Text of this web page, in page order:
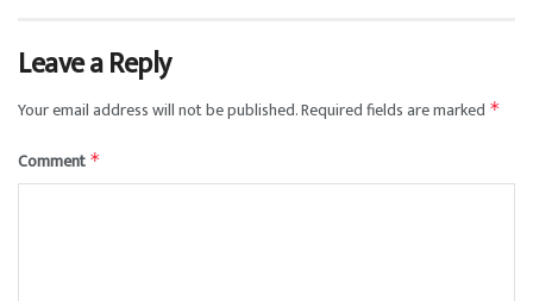
Leave a Reply
Your email address will not be published.Required fields are marked *
Comment *